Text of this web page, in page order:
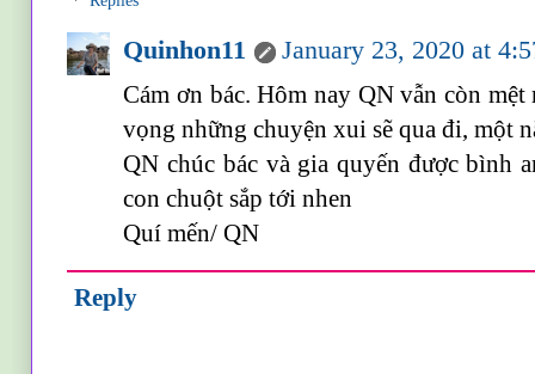
Quinhon11
January 23, 2020 at
Cám ơn bác. Hôm nay QN vẫn còn
vọng những chuyện xui sẽ qua đi, một
QN chúc bác và gia quyến được bình
con chuột sắp tới nhen
Quí mến/ QN
Reply